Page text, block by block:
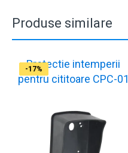
Produse similare
-17%
Protectie intemperii
pentru cititoare CPC-01
-17%
-17%
-17%
-17%
-17%
-17%
-17%
-17%
-17%